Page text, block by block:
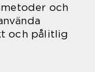
och
och pålitlig